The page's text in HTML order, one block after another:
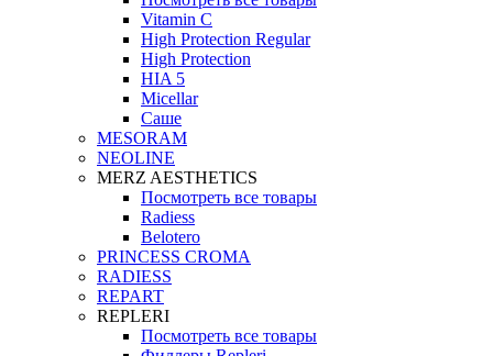
Vitamin C
High Protection Regular
High Protection
HIA 5
Micellar
Саше
MESORAM
NEOLINE
MERZ AESTHETICS
Посмотреть все товары
Radiess
Belotero
PRINCESS CROMA
RADIESS
REPART
REPLERI
Посмотреть все товары